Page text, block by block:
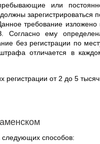
или
зарегистрироваться
требование изложено
ему
без регистрации по
отличается в
от 2 до 5 тысяч
способов: